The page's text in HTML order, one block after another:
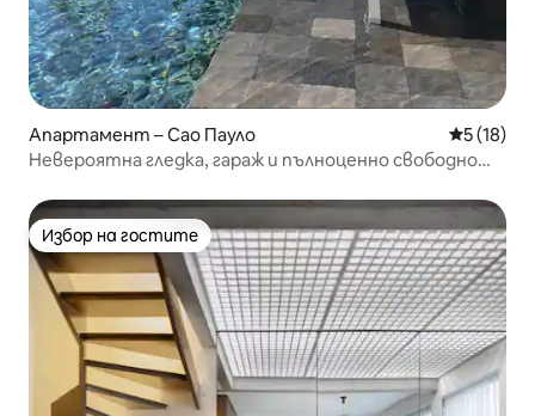
Апартамент – Сао Пауло Средна
5 (18)
Невероятна гледка, гараж и пълноценно свободно
Избор на гостите
Избор на гостите